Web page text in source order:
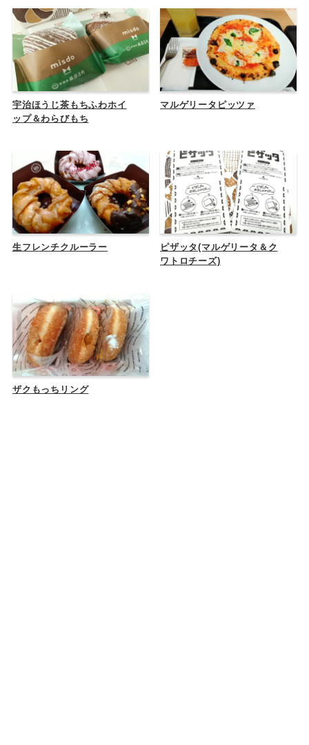
宇治ほうじ茶もちふわホイ
ップ＆わらびもち
マルゲリータピッツァ
生フレンチクルーラー
ピザッタ(マルゲリータ＆ク
ワトロチーズ)
ザクもっちリング